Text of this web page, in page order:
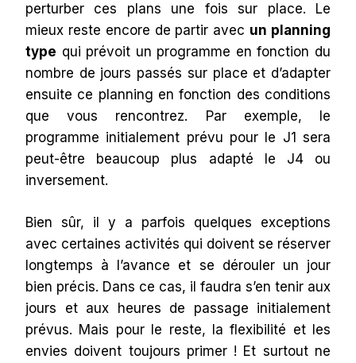
perturber ces plans une fois sur place. Le
mieux reste encore de partir avec un planning
type qui prévoit un programme en fonction du
nombre de jours passés sur place et d’adapter
ensuite ce planning en fonction des conditions
que vous rencontrez. Par exemple, le
programme initialement prévu pour le J1 sera
peut-être beaucoup plus adapté le J4 ou
inversement.
Bien sûr, il y a parfois quelques exceptions
avec certaines activités qui doivent se réserver
longtemps à l’avance et se dérouler un jour
bien précis. Dans ce cas, il faudra s’en tenir aux
jours et aux heures de passage initialement
prévus. Mais pour le reste, la flexibilité et les
envies doivent toujours primer ! Et surtout ne